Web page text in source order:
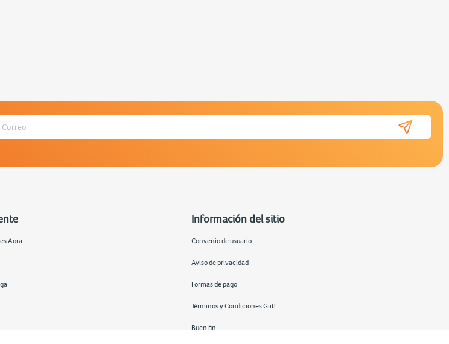
Aora
Información del sitio
Convenio de usuario
Aviso de privacidad
Formas de pago
Términos y Condiciones Giit!
Buen fin